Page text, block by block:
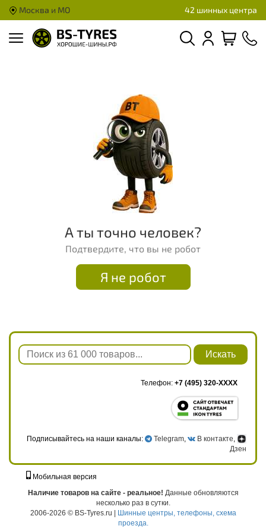
Москва и МО 42 шинных центра
А ты точно человек?
Подтвердите, что вы не робот
Я не робот
Искать
Телефон: +7 (495) 320-XXXX
Подписывайтесь на наши каналы: Telegram , В контакте
Дзен
Мобильная версия
Наличие товаров на сайте - реальное! Данные обновляются
несколько раз в сутки.
2006-2026 © BS-Tyres.ru | Шинные центры, телефоны, схема
проезда.